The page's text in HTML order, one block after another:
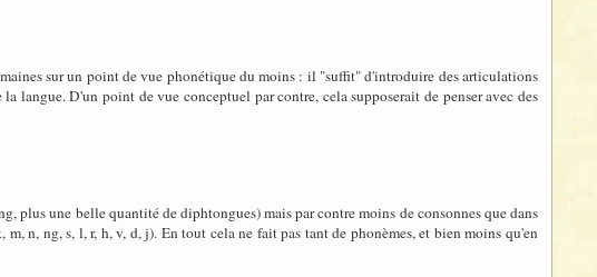
sur un point de vue phonétique du moins : il "suffit" d'introduire des articulations
langue. D'un point de vue conceptuel par contre, cela supposerait de penser avec des
plus une belle quantité de diphtongues) mais par contre moins de consonnes que dans
n, ng, s, l, r, h, v, d, j). En tout cela ne fait pas tant de phonèmes, et bien moins qu'en